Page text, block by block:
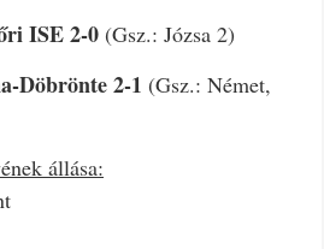
ISE 2-0 (Gsz.: Józsa 2)
Döbrönte 2-1 (Gsz.: Német,
állása: